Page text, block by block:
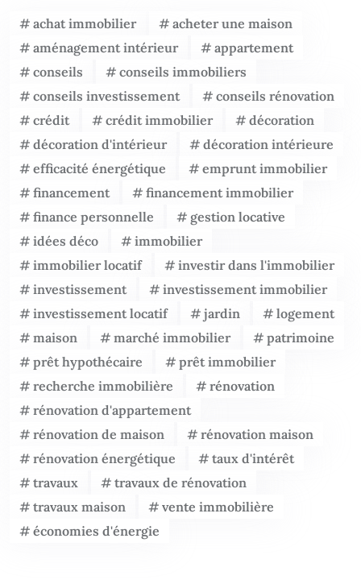
achat immobilier
acheter une maison
aménagement intérieur
appartement
conseils
conseils immobiliers
conseils investissement
conseils rénovation
crédit
crédit immobilier
décoration
décoration d'intérieur
décoration intérieure
efficacité énergétique
emprunt immobilier
financement
financement immobilier
finance personnelle
gestion locative
idées déco
immobilier
immobilier locatif
investir dans l'immobilier
investissement
investissement immobilier
investissement locatif
jardin
logement
maison
marché immobilier
patrimoine
prêt hypothécaire
prêt immobilier
recherche immobilière
rénovation
rénovation d'appartement
rénovation de maison
rénovation maison
rénovation énergétique
taux d'intérêt
travaux
travaux de rénovation
travaux maison
vente immobilière
économies d'énergie